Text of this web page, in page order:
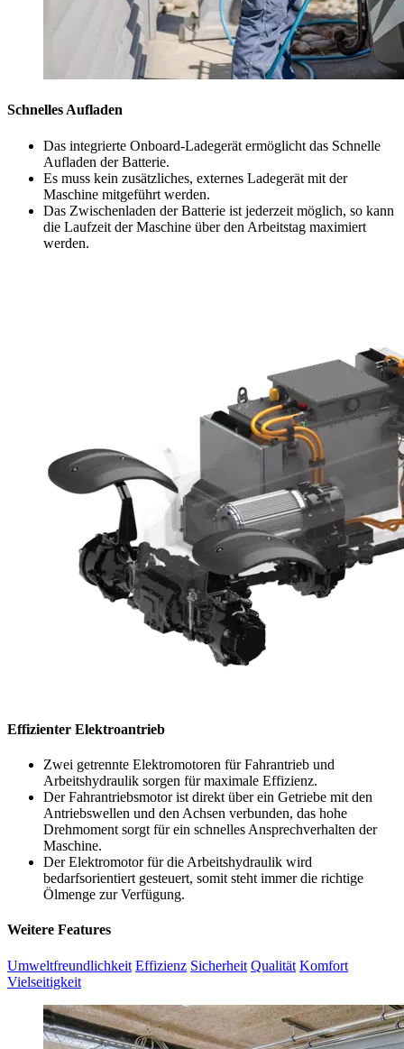
Schnelles Aufladen
Das integrierte Onboard-Ladegerät ermöglicht das Schnelle
Aufladen der Batterie.
Es muss kein zusätzliches, externes Ladegerät mit der
Maschine mitgeführt werden.
Das Zwischenladen der Batterie ist jederzeit möglich, so kann
die Laufzeit der Maschine über den Arbeitstag maximiert
werden.
Effizienter Elektroantrieb
Zwei getrennte Elektromotoren für Fahrantrieb und
Arbeitshydraulik sorgen für maximale Effizienz.
Der Fahrantriebsmotor ist direkt über ein Getriebe mit den
Antriebswellen und den Achsen verbunden, das hohe
Drehmoment sorgt für ein schnelles Ansprechverhalten der
Maschine.
Der Elektromotor für die Arbeitshydraulik wird
bedarfsorientiert gesteuert, somit steht immer die richtige
Ölmenge zur Verfügung.
Weitere Features
Umweltfreundlichkeit Effizienz Sicherheit Qualität Komfort
Vielseitigkeit